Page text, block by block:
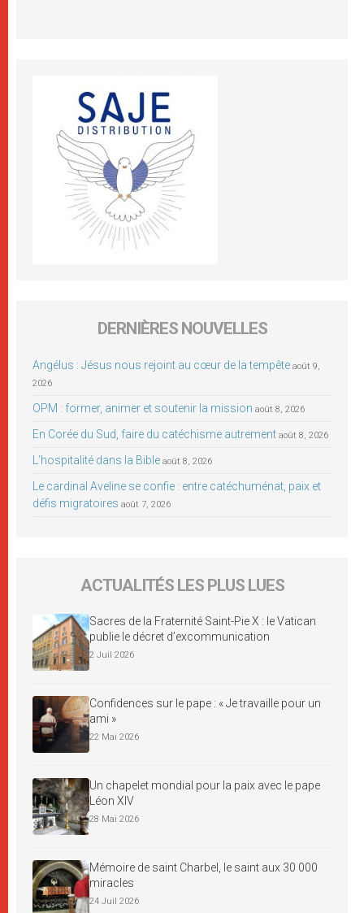
DERNIÈRES NOUVELLES
Angélus : Jésus nous rejoint au cœur de la tempête août 9,
2026
OPM : former, animer et soutenir la mission août 8, 2026
En Corée du Sud, faire du catéchisme autrement août 8, 2026
L’hospitalité dans la Bible août 8, 2026
Le cardinal Aveline se confie : entre catéchuménat, paix et
défis migratoires août 7, 2026
ACTUALITÉS LES PLUS LUES
Sacres de la Fraternité Saint-Pie X : le Vatican
publie le décret d’excommunication
2 Juil 2026
Confidences sur le pape : « Je travaille pour un
ami »
22 Mai 2026
Un chapelet mondial pour la paix avec le pape
Léon XIV
28 Mai 2026
Mémoire de saint Charbel, le saint aux 30 000
miracles
24 Juil 2026